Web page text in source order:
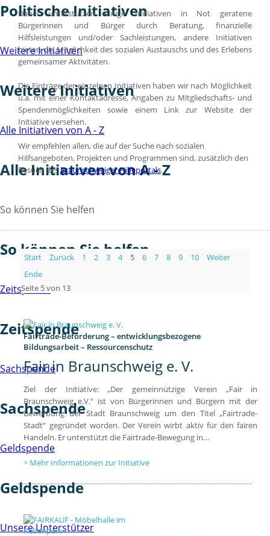
Politische Initiativen
Weitere Initiativen
Weitere Initiativen
Alle Initiativen von A - Z
Alle Initiativen von A - Z
So können Sie helfen
So können Sie helfen
Zeitspende
Zeitspende
Sachspende
Sachspende
Geldspende
Geldspende
Unsere Unterstützer
Dabei unterstützen einige Initiativen in Not geratene
Bürgerinnen und Bürger durch Beratung, finanzielle
Hilfsleistungen und/oder Sachleistungen, andere Initiativen
bieten die Möglichkeit des sozialen Austauschs und des Erlebens
gemeinsamer Aktivitäten.
Die Einträge der einzelnen Initiativen haben wir nach Möglichkeit
u.a. mit einer Kontaktadresse, Angaben zu Mitgliedschafts- und
Spendenmöglichkeiten sowie einem Link zur Website der
Initiative versehen.
Wir empfehlen allen, die auf der Suche nach sozialen
Hilfsangeboten, Projekten und Programmen sind, zusätzlich den
Besuch desBraunschweiger Hilfeportals.
Start Zurück 1 2 3 4 5 6 7 8 9 10
Weiter
Ende
Seite 5 von 13
Fairtrade-Beförderung – entwicklungsbezogene
Bildungsarbeit – Ressourcenschutz
Fair in Braunschweig e. V.
Ziel der Initiative: „Der gemeinnützige Verein „Fair in
Braunschweig e.V.“ ist von Bürgerinnen und Bürgern mit der
Bewerbung der Stadt Braunschweig um den Titel „Fairtrade-
Stadt“ gegründet worden. Der Verein wirbt aktiv für den fairen
Handeln. Er unterstützt die Fairtrade-Bewegung in…
Mehr Informationen zur Initiative